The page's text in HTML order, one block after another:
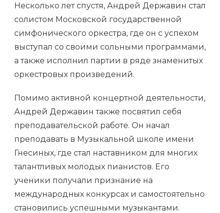
Несколько лет спустя, Андрей Державин стал
солистом Московской государственной
симфонического оркестра, где он с успехом
выступал со своими сольными программами,
а также исполнил партии в ряде знаменитых
оркестровых произведений.
Помимо активной концертной деятельности,
Андрей Державин также посвятил себя
преподавательской работе. Он начал
преподавать в Музыкальной школе имени
Гнесиных, где стал наставником для многих
талантливых молодых пианистов. Его
ученики получали признание на
международных конкурсах и самостоятельно
становились успешными музыкантами.